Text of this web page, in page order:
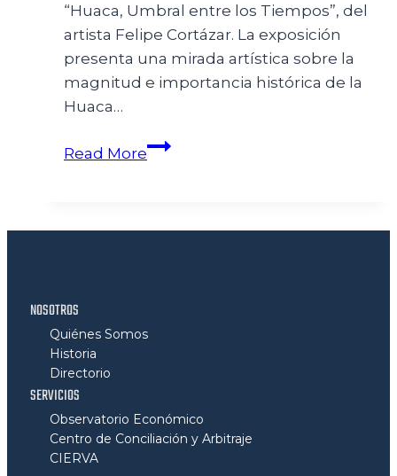
“Huaca, Umbral entre los Tiempos”, del
artista Felipe Cortázar. La exposición
presenta una mirada artística sobre la
magnitud e importancia histórica de la
Huaca…
Read More
NOSOTROS
Quiénes Somos
Historia
Directorio
SERVICIOS
Observatorio Económico
Centro de Conciliación y Arbitraje
CIERVA